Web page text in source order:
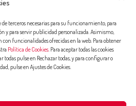
de terceros necesarias para su funcionamiento, para
y para servir publicidad personalizada. Asimismo,
con funcionalidades ofrecidas en la web. Para obtener
Política de Cookies. Para aceptar todas las cookies
todas pulse en Rechazar todas, y para configurar o
pulse en Ajustes de Cookies.